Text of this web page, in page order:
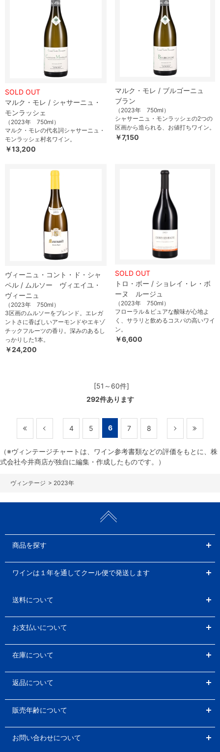
SOLD OUT
マルク・モレ / シャサーニュ・
モンラッシェ
（2023年 750ml）
マルク・モレの代名詞シャサーニュ・
モンラッシェ村名ワイン。
￥13,200
マルク・モレ / ブルゴーニュ
ブラン
（2023年 750ml）
シャサーニュ・モンラッシェの2つの
区画から造られる、お値打ちワイン。
￥7,150
ヴィーニュ・コント・ド・シャ
ペル / ムルソー ヴィエイユ・
ヴィーニュ
（2023年 750ml）
3区画のムルソーをブレンド。エレガ
ントさに香ばしいアーモンドやエキゾ
チックフルーツの香り。深みのあるし
っかりした1本。
￥24,200
SOLD OUT
トロ・ボー / ショレイ・レ・ボ
ーヌ ルージュ
（2023年 750ml）
フローラル＆ピュアな酸味が心地よ
く、サラリと飲めるコスパの高いワイ
ン。
￥6,600
[51～60件]
292件あります
4 5 6 7 8
（※ヴィンテージチャートは、ワイン参考書類などの評価をもとに、株
式会社今井商店が独自に編集・作成したものです。）
> 2023年
商品を探す
ワインは１年を通してクール便で発送します
送料について
お支払いについて
在庫について
返品について
販売年齢について
お問い合わせについて